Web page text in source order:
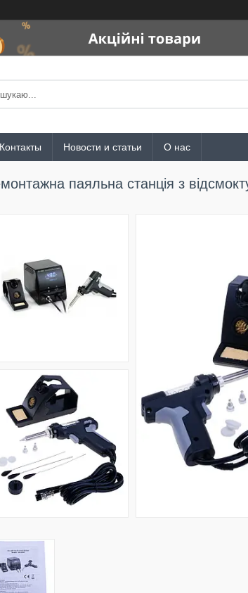
Контакты Новости и статьи О нас
паяльна станція з